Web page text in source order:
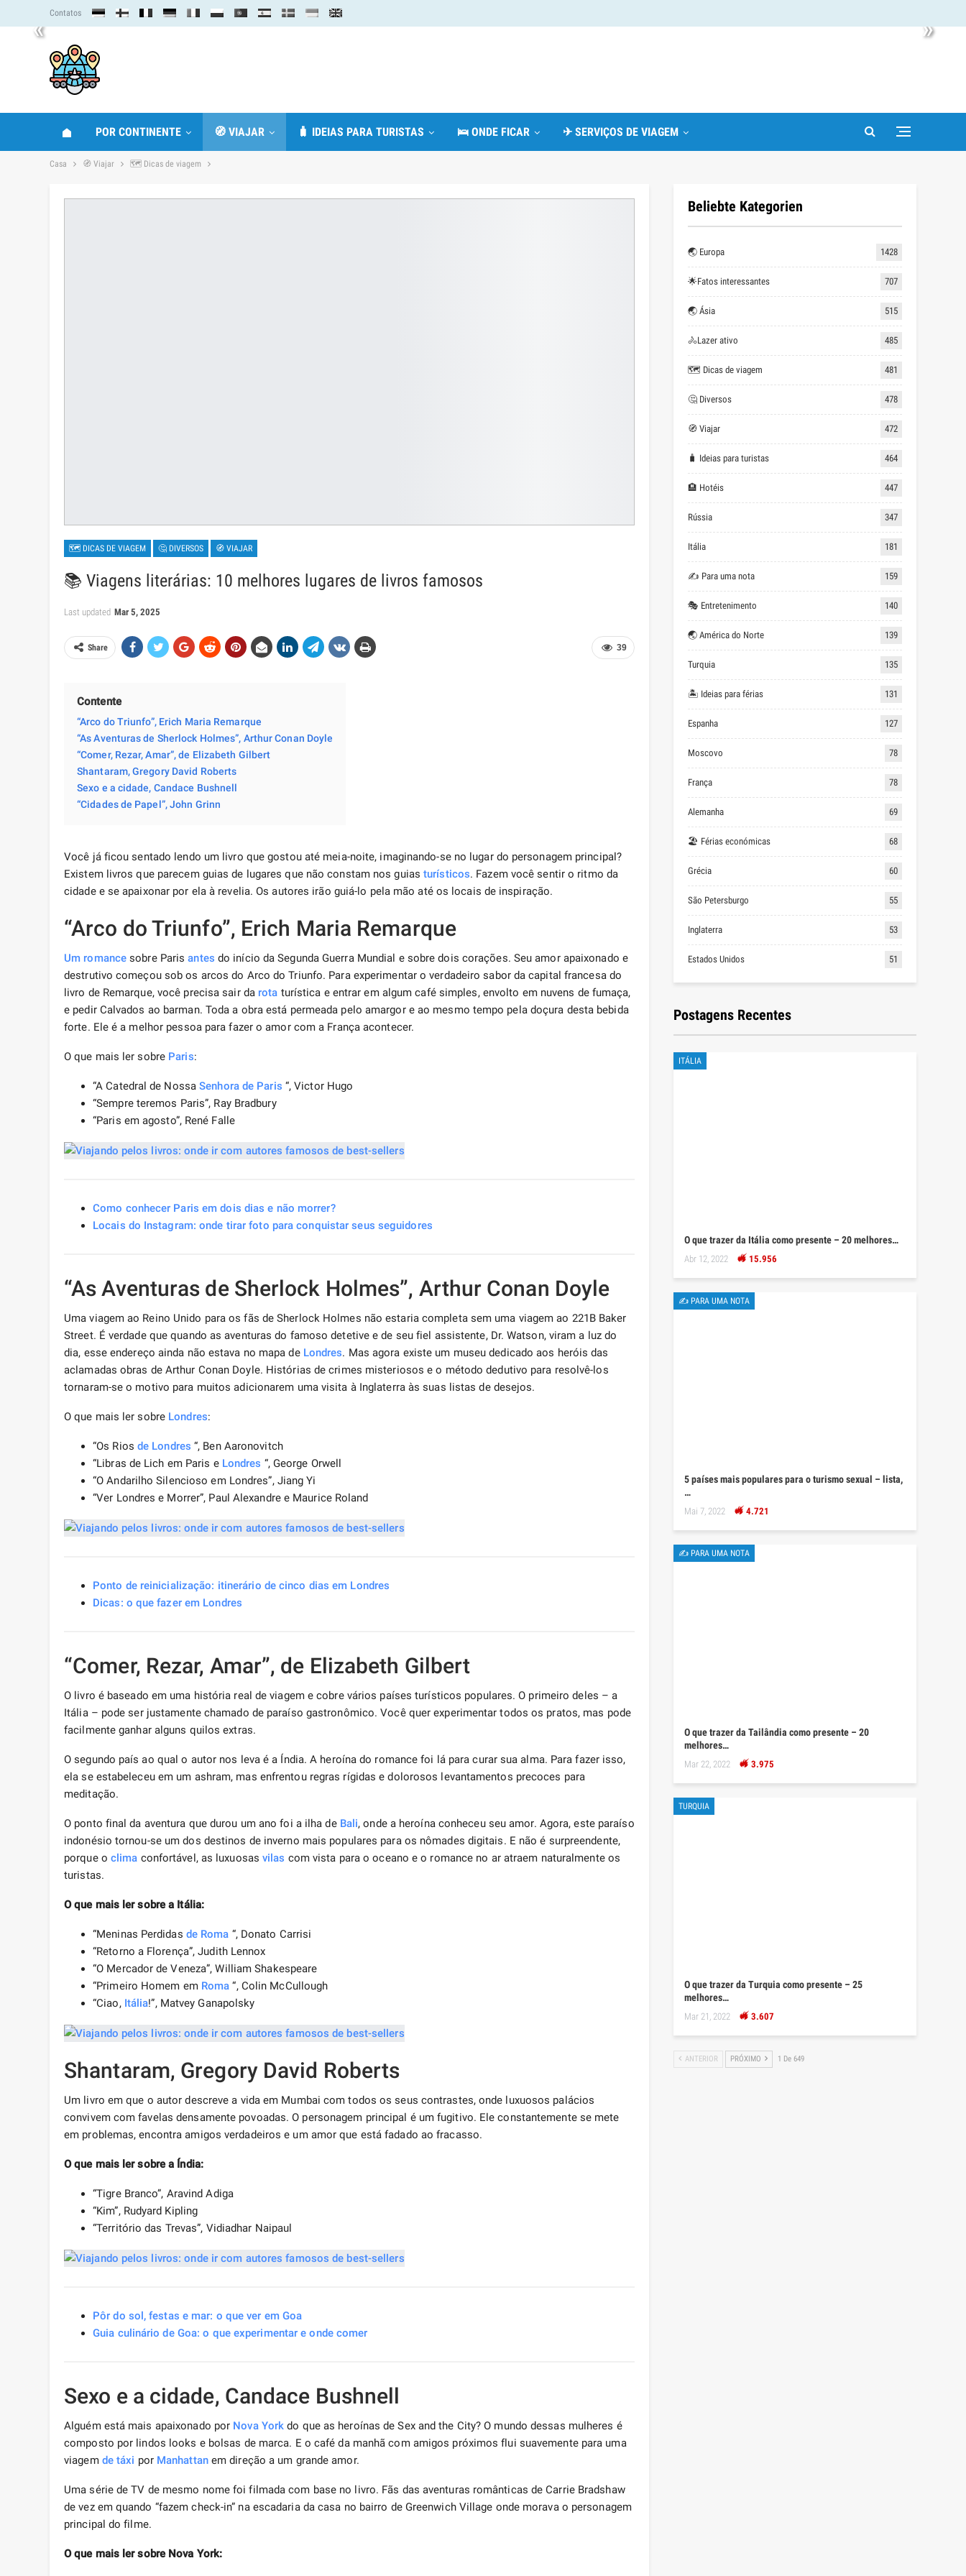
« »
Contatos
POR CONTINENTE 🧭 VIAJAR 🧳 IDEIAS PARA TURISTAS 🛌 ONDE FICAR ✈ SERVIÇOS DE VIAGEM
Casa 🧭 Viajar 🗺 Dicas de viagem
🗺 DICAS DE VIAGEM 🤔 DIVERSOS 🧭 VIAJAR
📚 Viagens literárias: 10 melhores lugares de livros famosos
Last updated Mar 5, 2025
39
Share
Contente
“Arco do Triunfo”, Erich Maria Remarque
“As Aventuras de Sherlock Holmes”, Arthur Conan Doyle
“Comer, Rezar, Amar”, de Elizabeth Gilbert
Shantaram, Gregory David Roberts
Sexo e a cidade, Candace Bushnell
“Cidades de Papel”, John Grinn
Você já ficou sentado lendo um livro que gostou até meia-noite, imaginando-se no lugar do personagem principal?
Existem livros que parecem guias de lugares que não constam nos guiasturísticos. Fazem você sentir o ritmo da
cidade e se apaixonar por ela à revelia. Os autores irão guiá-lo pela mão até os locais de inspiração.
“Arco do Triunfo”, Erich Maria Remarque
Um romance sobre Parisantes do início da Segunda Guerra Mundial e sobre dois corações. Seu amor apaixonado e
destrutivo começou sob os arcos do Arco do Triunfo. Para experimentar o verdadeiro sabor da capital francesa do
livro de Remarque, você precisa sair da rota turística e entrar em algum café simples, envolto em nuvens de fumaça,
e pedir Calvados ao barman. Toda a obra está permeada pelo amargor e ao mesmo tempo pela doçura desta bebida
forte. Ele é a melhor pessoa para fazer o amor com a França acontecer.
O que mais ler sobre Paris:
“A Catedral de NossaSenhora de Paris “, Victor Hugo
“Sempre teremos Paris”, Ray Bradbury
“Paris em agosto”, René Falle
Como conhecer Paris em dois dias e não morrer?
Locais do Instagram: onde tirar foto para conquistar seus seguidores
“As Aventuras de Sherlock Holmes”, Arthur Conan Doyle
Uma viagem ao Reino Unido para os fãs de Sherlock Holmes não estaria completa sem uma viagem ao 221B Baker
Street. É verdade que quando as aventuras do famoso detetive e de seu fiel assistente, Dr. Watson, viram a luz do
dia, esse endereço ainda não estava no mapa de Londres. Mas agora existe um museu dedicado aos heróis das
aclamadas obras de Arthur Conan Doyle. Histórias de crimes misteriosos e o método dedutivo para resolvê-los
tornaram-se o motivo para muitos adicionarem uma visita à Inglaterra às suas listas de desejos.
O que mais ler sobre Londres:
“Os Rios de Londres “, Ben Aaronovitch
“Libras de Lich em Paris e Londres “, George Orwell
“O Andarilho Silencioso em Londres”, Jiang Yi
“Ver Londres e Morrer”, Paul Alexandre e Maurice Roland
Ponto de reinicialização: itinerário de cinco dias em Londres
Dicas: o que fazer em Londres
“Comer, Rezar, Amar”, de Elizabeth Gilbert
O livro é baseado em uma história real de viagem e cobre vários países turísticos populares. O primeiro deles – a
Itália – pode ser justamente chamado de paraíso gastronômico. Você quer experimentar todos os pratos, mas pode
facilmente ganhar alguns quilos extras.
O segundo país ao qual o autor nos leva é a Índia. A heroína do romance foi lá para curar sua alma. Para fazer isso,
ela se estabeleceu em um ashram, mas enfrentou regras rígidas e dolorosos levantamentos precoces para
meditação.
O ponto final da aventura que durou um ano foi a ilha de Bali, onde a heroína conheceu seu amor. Agora, este paraíso
indonésio tornou-se um dos destinos de inverno mais populares para os nômades digitais. E não é surpreendente,
porque o clima confortável, as luxuosasvilas com vista para o oceano e o romance no ar atraem naturalmente os
turistas.
O que mais ler sobre a Itália:
“Meninas Perdidas de Roma “, Donato Carrisi
“Retorno a Florença”, Judith Lennox
“O Mercador de Veneza”, William Shakespeare
“Primeiro Homem em Roma “, Colin McCullough
“Ciao, Itália!”, Matvey Ganapolsky
Shantaram, Gregory David Roberts
Um livro em que o autor descreve a vida em Mumbai com todos os seus contrastes, onde luxuosos palácios
convivem com favelas densamente povoadas. O personagem principal é um fugitivo. Ele constantemente se mete
em problemas, encontra amigos verdadeiros e um amor que está fadado ao fracasso.
O que mais ler sobre a Índia:
“Tigre Branco”, Aravind Adiga
“Kim”, Rudyard Kipling
“Território das Trevas”, Vidiadhar Naipaul
Pôr do sol, festas e mar: o que ver em Goa
Guia culinário de Goa: o que experimentar e onde comer
Sexo e a cidade, Candace Bushnell
Alguém está mais apaixonado por Nova York do que as heroínas de Sex and the City? O mundo dessas mulheres é
composto por lindos looks e bolsas de marca. E o café da manhã com amigos próximos flui suavemente para uma
viagem de táxi por Manhattanem direção a um grande amor.
Uma série de TV de mesmo nome foi filmada com base no livro. Fãs das aventuras românticas de Carrie Bradshaw
de vez em quando “fazem check-in” na escadaria da casa no bairro de Greenwich Village onde morava o personagem
principal do filme.
O que mais ler sobre Nova York:
Beliebte Kategorien
🌏 Europa 1428
🌟Fatos interessantes 707
🌏 Ásia 515
🚴Lazer ativo 485
🗺 Dicas de viagem 481
🤔 Diversos 478
🧭 Viajar 472
🧳 Ideias para turistas 464
🏨 Hotéis 447
Rússia 347
Itália 181
✍ Para uma nota 159
🎭 Entretenimento 140
🌏 América do Norte 139
Turquia 135
🏝 Ideias para férias 131
Espanha 127
Moscovo 78
França 78
Alemanha 69
🏖 Férias económicas 68
Grécia 60
São Petersburgo 55
Inglaterra 53
Estados Unidos 51
Postagens Recentes
ITÁLIA
O que trazer da Itália como presente – 20 melhores…
Abr 12, 2022 15.956
✍ PARA UMA NOTA
5 países mais populares para o turismo sexual – lista,
…
Mai 7, 2022 4.721
✍ PARA UMA NOTA
O que trazer da Tailândia como presente – 20
melhores…
Mar 22, 2022 3.975
TURQUIA
O que trazer da Turquia como presente – 25
melhores…
Mar 21, 2022 3.607
ANTERIOR PRÓXIMO 1 De 649